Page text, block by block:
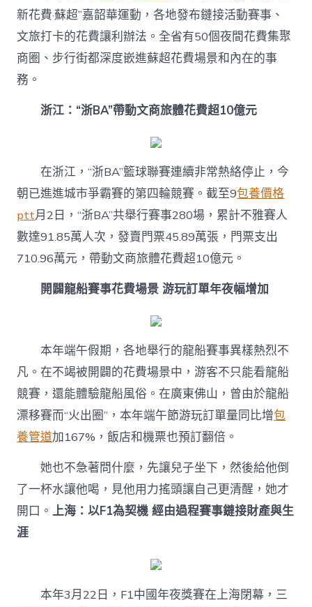
新花費·蘇超”嘉韶華運動，各地發布鏈接活動賽事、
文旅打卡的花費讓利辦法。全省有50個夜間花費集聚
商圈、步行街都深度嵌進蘇超花費場景和內在的事
務。
浙江：“浙BA”帶動文商旅體花費超10億元
在浙江，“浙BA”籃球聯賽連續非常熱絡停止，今
朝已進進城市爭霸賽的第四輪競賽。截至9包養價格
ptt月2日，“浙BA”共舉行賽事280場，累計不雅賽人
數達91.85萬人次，發賣門票45.89萬張，門票支出
710.96萬元，帶動文商旅體花費超10億元。
開闢龍船賽事花費場景 游玩訂單年夜幅增加
本年端午假期，各地舉行的龍船賽事異樣熱烈不
凡。在不竭被開闢的花費場景中，游客不只能看龍船
競賽，還能體驗龍船風俗。在廣東佛山，曾由於龍船
漂移賽而“火出圈”，本年端午節游玩訂單量同比增包
養管道加167%，飯店和機票也預訂翻倍。
她也不急著問什麼，先讓兒子坐下，然後給他倒
了一杯水讓他喝，見他用力搖頭讓自己更清醒，她才
開口。上海：以F1為契機 經由過程賽事鏈接財產與生
涯
本年3月22日，F1中國年夜獎賽在上海閉幕，三